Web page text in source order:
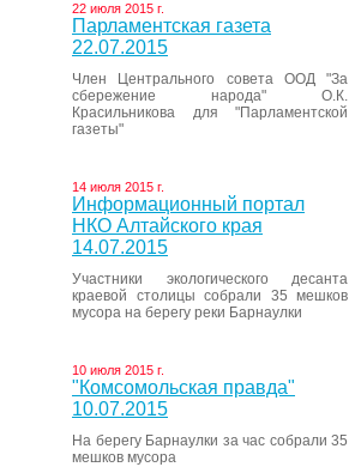
22 июля 2015 г.
Парламентская газета
22.07.2015
Член Центрального совета ООД "За
сбережение народа" О.К.
Красильникова для "Парламентской
газеты"
14 июля 2015 г.
Информационный портал
НКО Алтайского края
14.07.2015
Участники экологического десанта
краевой столицы собрали 35 мешков
мусора на берегу реки Барнаулки
10 июля 2015 г.
"Комсомольская правда"
10.07.2015
На берегу Барнаулки за час собрали 35
мешков мусора